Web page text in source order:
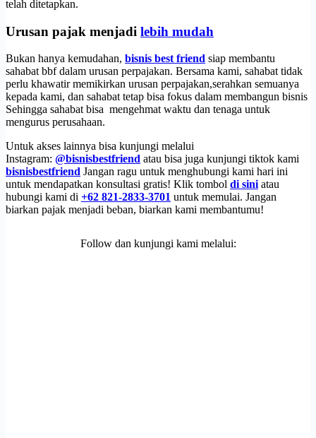
telah ditetapkan.
Urusan pajak menjadi lebih mudah
Bukan hanya kemudahan, bisnis best friend siap membantu
sahabat bbf dalam urusan perpajakan. Bersama kami, sahabat tidak
perlu khawatir memikirkan urusan perpajakan,serahkan semuanya
kepada kami, dan sahabat tetap bisa fokus dalam membangun bisnis
Sehingga sahabat bisa mengehmat waktu dan tenaga untuk
mengurus perusahaan.
Untuk akses lainnya bisa kunjungi melalui
Instagram: @bisnisbestfriend atau bisa juga kunjungi tiktok kami
bisnisbestfriend Jangan ragu untuk menghubungi kami hari ini
untuk mendapatkan konsultasi gratis! Klik tombol di siniatau
hubungi kami di +62 821-2833-3701 untuk memulai. Jangan
biarkan pajak menjadi beban, biarkan kami membantumu!
Follow dan kunjungi kami melalui: